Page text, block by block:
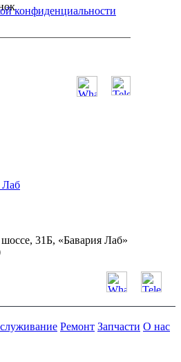
конфиденциальности
Лаб
31Б, «Бавария Лаб»
Ремонт Запчасти О нас